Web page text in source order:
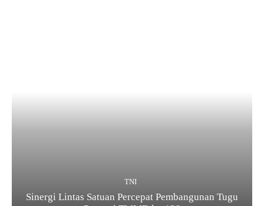
TNI
Sinergi Lintas Satuan Percepat Pembangunan Tugu